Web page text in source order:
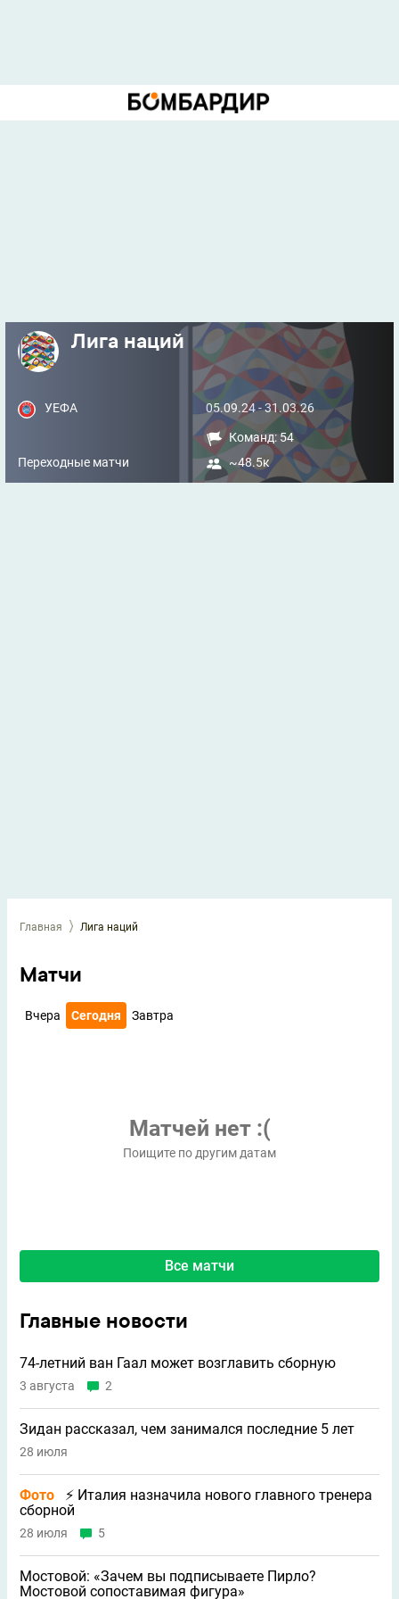
Лига наций
УЕФА 05.09.24 - 31.03.26
Переходные матчи
Команд: 54
~48.5к
Главные новости
74-летний ван Гаал может возглавить сборную
3 августа 2
Зидан рассказал, чем занимался последние 5 лет
28 июля
Фото
⚡ Италия назначила нового главного тренера
сборной
28 июля 5
Мостовой: «Зачем вы подписываете Пирло?
Мостовой сопоставимая фигура»
Главная Лига наций
Матчи
Вчера Сегодня Завтра
Матчей нет :(
Поищите по другим датам
Все матчи